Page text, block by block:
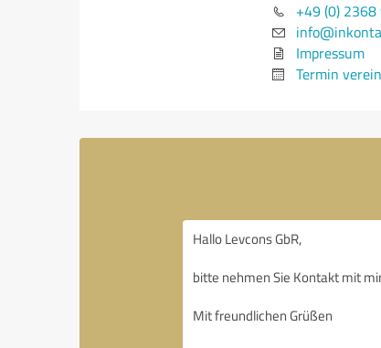
+49 (0)
Impressum
Termin